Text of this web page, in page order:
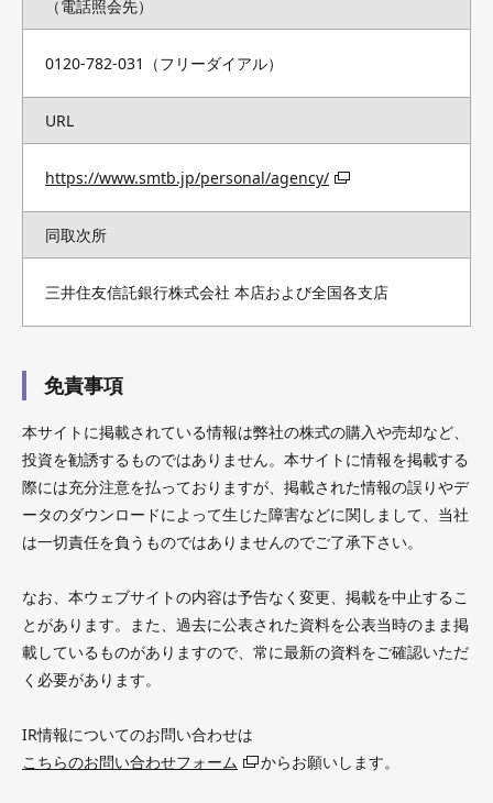
（電話照会先）
0120-782-031（フリーダイアル）
URL
https://www.smtb.jp/personal/agency/
同取次所
三井住友信託銀行株式会社 本店および全国各支店
免責事項
本サイトに掲載されている情報は弊社の株式の購入や売却など、
投資を勧誘するものではありません。本サイトに情報を掲載する
際には充分注意を払っておりますが、掲載された情報の誤りやデ
ータのダウンロードによって生じた障害などに関しまして、当社
は一切責任を負うものではありませんのでご了承下さい。
なお、本ウェブサイトの内容は予告なく変更、掲載を中止するこ
とがあります。また、過去に公表された資料を公表当時のまま掲
載しているものがありますので、常に最新の資料をご確認いただ
く必要があります。
IR情報についてのお問い合わせは
こちらのお問い合わせフォーム
からお願いします。